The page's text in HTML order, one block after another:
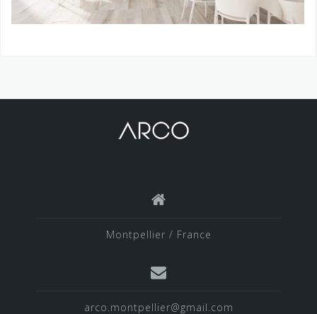
Montpellier / France
arco.montpellier@gmail.com